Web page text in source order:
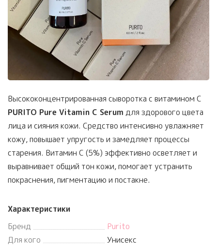
Высококонцентрированная сыворотка с витамином С
PURITO Pure Vitamin C Serum для здорового цвета
лица и сияния кожи. Средство интенсивно увлажняет
кожу, повышает упругость и замедляет процессы
старения. Витамин С (5%) эффективно осветляет и
выравнивает общий тон кожи, помогает устранить
покраснения, пигментацию и постакне.
Характеристики
Бренд
Purito
Для кого
Унисекс